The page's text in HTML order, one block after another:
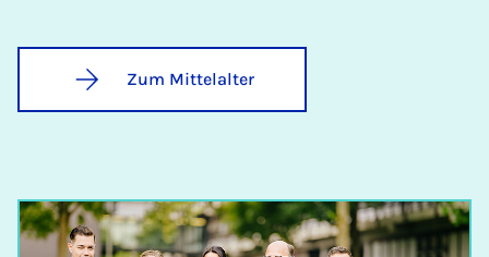
Zum Mittelalter